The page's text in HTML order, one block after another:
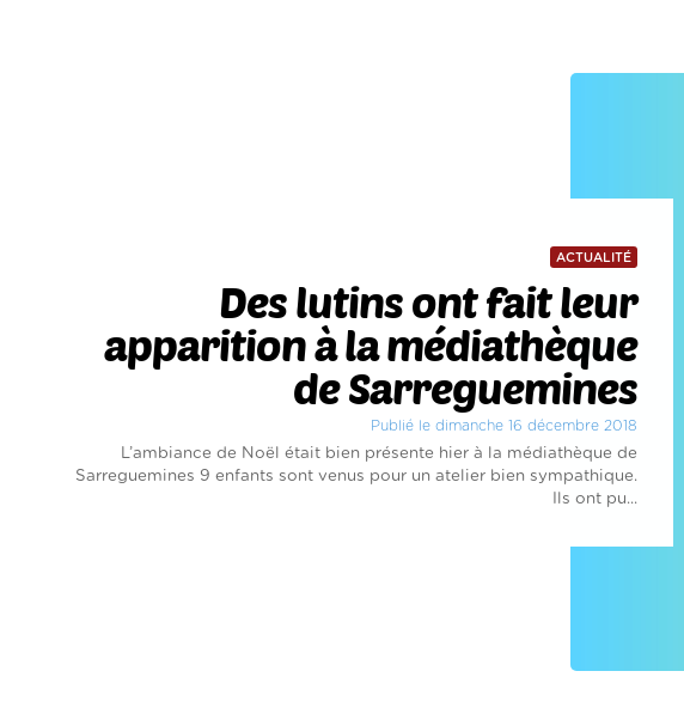
ACTUALITÉ
Des lutins ont fait leur
apparition à la médiathèque
de Sarreguemines
Publié le dimanche 16 décembre 2018
L’ambiance de Noël était bien présente hier à la médiathèque de
Sarreguemines 9 enfants sont venus pour un atelier bien sympathique.
Ils ont pu...